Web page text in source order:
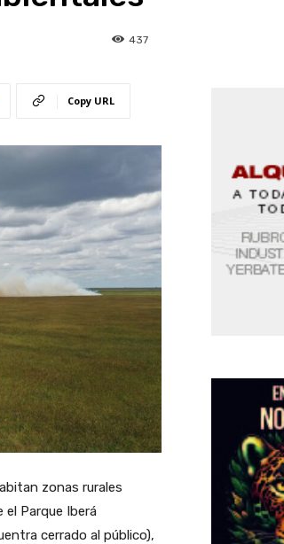
437
Copy URL
zonas rurales
Parque Iberá
cerrado al público),